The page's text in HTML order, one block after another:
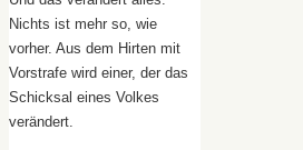
Nichts ist mehr so, wie
vorher. Aus dem Hirten mit
Vorstrafe wird einer, der das
Schicksal eines Volkes
verändert.